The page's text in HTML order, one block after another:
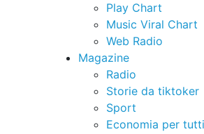
Play Chart
Music Viral Chart
Web Radio
Magazine
Radio
Storie da tiktoker
Sport
Economia per tutti